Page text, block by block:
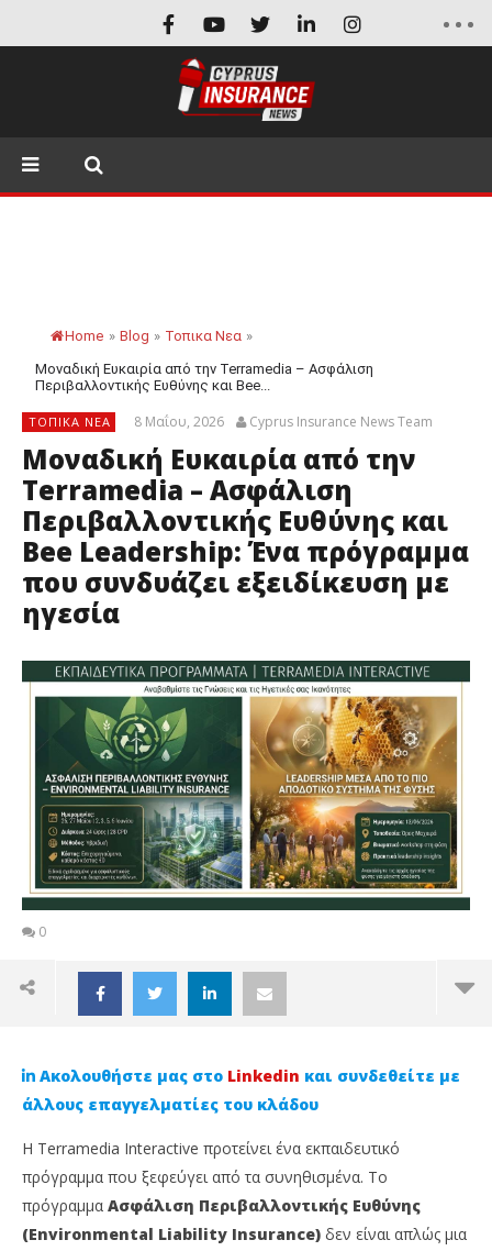
Home » Blog » Τοπικα Νεα »
Μοναδική Ευκαιρία από την Terramedia – Ασφάλιση
Περιβαλλοντικής Ευθύνης και Bee...
ΤΟΠΙΚΑ ΝΕΑ 8 Μαΐου, 2026 Cyprus Insurance News Team
Μοναδική Ευκαιρία από την
Terramedia – Ασφάλιση
Περιβαλλοντικής Ευθύνης και
Bee Leadership: Ένα πρόγραμμα
που συνδυάζει εξειδίκευση με
ηγεσία
0
Ακολουθήστε μας στο Linkedin και συνδεθείτε με
άλλους επαγγελματίες του κλάδου
Η Terramedia Interactive προτείνει ένα εκπαιδευτικό
πρόγραμμα που ξεφεύγει από τα συνηθισμένα. Το
πρόγραμμα Ασφάλιση Περιβαλλοντικής Ευθύνης
(Environmental Liability Insurance) δεν είναι απλώς μια